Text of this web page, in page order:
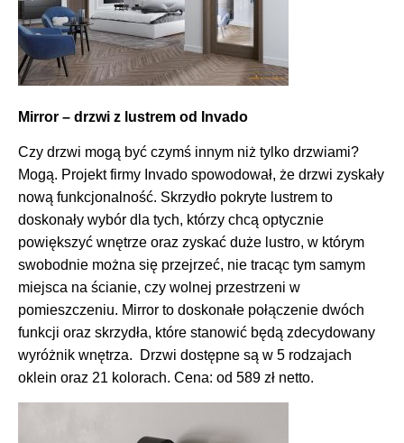
Mirror – drzwi z lustrem od Invado
Czy drzwi mogą być czymś innym niż tylko drzwiami?
Mogą. Projekt firmy Invado spowodował, że drzwi zyskały
nową funkcjonalność. Skrzydło pokryte lustrem to
doskonały wybór dla tych, którzy chcą optycznie
powiększyć wnętrze oraz zyskać duże lustro, w którym
swobodnie można się przejrzeć, nie tracąc tym samym
miejsca na ścianie, czy wolnej przestrzeni w
pomieszczeniu. Mirror to doskonałe połączenie dwóch
funkcji oraz skrzydła, które stanowić będą zdecydowany
wyróżnik wnętrza. Drzwi dostępne są w 5 rodzajach
oklein oraz 21 kolorach. Cena: od 589 zł netto.